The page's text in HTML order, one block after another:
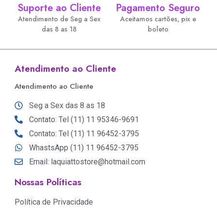
Suporte ao Cliente
Atendimento de Seg a Sex
das 8 as 18
Pagamento Seguro
Aceitamos cartões, pix e
boleto
Atendimento ao Cliente
Atendimento ao Cliente
Seg a Sex das 8 as 18
Contato: Tel (11) 11 95346-9691
Contato: Tel (11) 11 96452-3795
WhastsApp (11) 11 96452-3795
Email: laquiattostore@hotmail.com
Nossas Políticas
Política de Privacidade